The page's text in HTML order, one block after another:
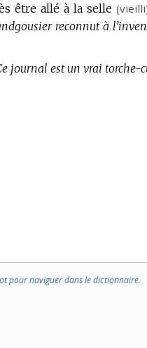
être allé à la selle
reconnut à
journal est un vrai torche-
pour naviguer dans le dictionnaire.